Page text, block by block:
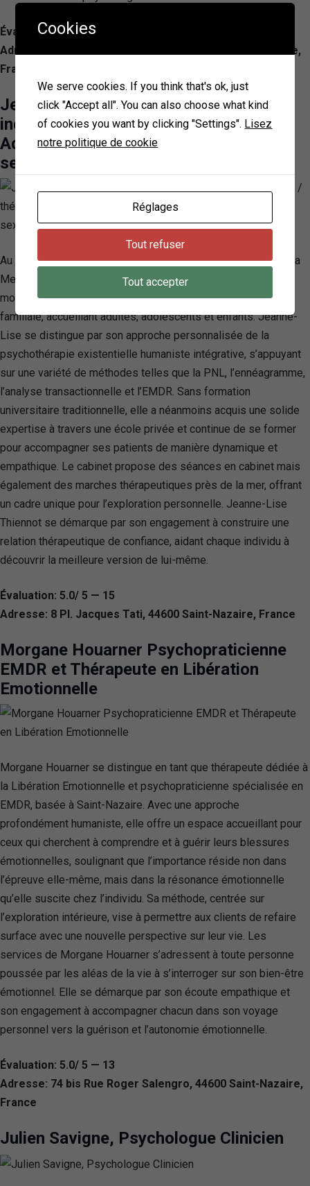
Évaluation: 4.7/ 5 — 16
Adresse: 5B Rue de l’Étoile du Matin, 44600 Saint-Nazaire,
France
Jeanne Lise Thiennot psychothérapie
individuelle familiale / thérapie EMDR /
Adulte Adolescent Enfant / Violences
sexuelles
Au cœur de Saint-Nazaire, le cabinet « Ma Psychothérapie à la
Mer » dirigé par Jeanne-Lise Thiennot, offre un espace
moderne et chaleureux dédié à la thérapie individuelle et
familiale, accueillant adultes, adolescents et enfants. Jeanne-
Lise se distingue par son approche personnalisée de la
psychothérapie existentielle humaniste intégrative, s’appuyant
sur une variété de méthodes telles que la PNL, l’ennéagramme,
l’analyse transactionnelle et l’EMDR. Sans formation
universitaire traditionnelle, elle a néanmoins acquis une solide
expertise à travers une école privée et continue de se former
pour accompagner ses patients de manière dynamique et
empathique. Le cabinet propose des séances en cabinet mais
également des marches thérapeutiques près de la mer, offrant
un cadre unique pour l’exploration personnelle. Jeanne-Lise
Thiennot se démarque par son engagement à construire une
relation thérapeutique de confiance, aidant chaque individu à
découvrir la meilleure version de lui-même.
Évaluation: 5.0/ 5 — 15
Adresse: 8 Pl. Jacques Tati, 44600 Saint-Nazaire, France
Morgane Houarner Psychopraticienne
EMDR et Thérapeute en Libération
Emotionnelle
Morgane Houarner se distingue en tant que thérapeute dédiée à
la Libération Emotionnelle et psychopraticienne spécialisée en
EMDR, basée à Saint-Nazaire. Avec une approche
profondément humaniste, elle offre un espace accueillant pour
ceux qui cherchent à comprendre et à guérir leurs blessures
émotionnelles, soulignant que l’importance réside non dans
l’épreuve elle-même, mais dans la résonance émotionnelle
qu’elle suscite chez l’individu. Sa méthode, centrée sur
l’exploration intérieure, vise à permettre aux clients de refaire
surface avec une nouvelle perspective sur leur vie. Les
services de Morgane Houarner s’adressent à toute personne
poussée par les aléas de la vie à s’interroger sur son bien-être
émotionnel. Elle se démarque par son écoute empathique et
son engagement à accompagner chacun dans son voyage
personnel vers la guérison et l’autonomie émotionnelle.
Évaluation: 5.0/ 5 — 13
Adresse: 74 bis Rue Roger Salengro, 44600 Saint-Nazaire,
France
Julien Savigne, Psychologue Clinicien
Cookies
We serve cookies. If you think that's ok, just
click "Accept all". You can also choose what kind
of cookies you want by clicking "Settings". Lisez
notre politique de cookie
Réglages
Tout refuser
Tout accepter